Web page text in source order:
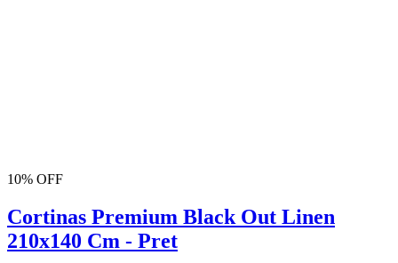
10% OFF
Cortinas Premium Black Out Linen
210x140 Cm - Pret